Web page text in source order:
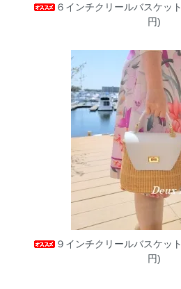
６インチクリールバスケット
円)
９インチクリールバスケット
円)